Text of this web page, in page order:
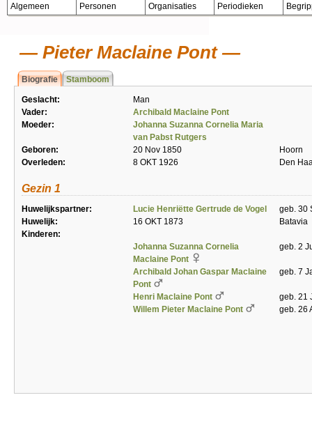
Algemeen Personen Organisaties Periodieken
Pieter Maclaine Pont
Biografie Stamboom
Geslacht:
Man
Vader:
Archibald Maclaine Pont
Moeder:
Johanna Suzanna Cornelia Maria
van Pabst Rutgers
Geboren:
20 Nov 1850
Hoorn
Overleden:
8 OKT 1926 Den
Gezin 1
Huwelijkspartner: Lucie Henriëtte Gertrude de Vogel
geb. 30
Huwelijk:
16 OKT 1873
Batavia
Kinderen:
Johanna Suzanna Cornelia
Maclaine Pont
geb. 2
Archibald Johan Gaspar Maclaine
Pont
geb. 7
Henri Maclaine Pont
geb. 21
Willem Pieter Maclaine Pont
geb. 26